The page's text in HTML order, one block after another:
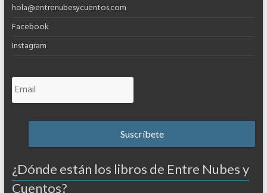
hola@entrenubesycuentos.com
Facebook
Instagram
¿Dónde están los libros de Entre Nubes y
Cuentos?